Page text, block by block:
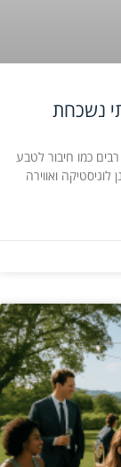
נשכחת
כמו חיבור לטבע
ואווירה